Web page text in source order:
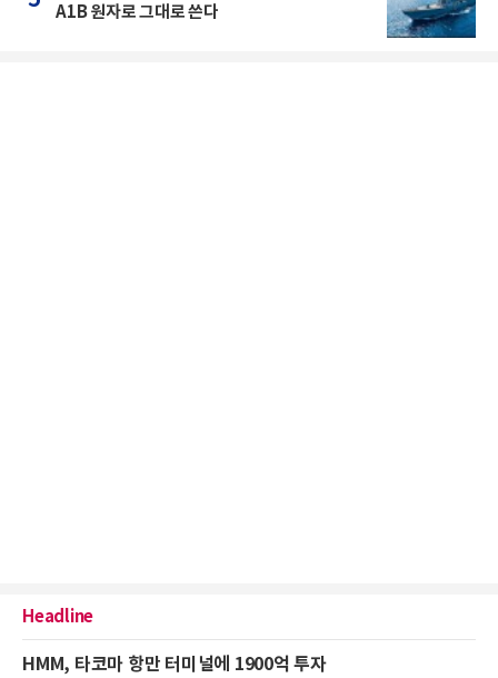
A1B 원자로 그대로 쓴다
Headline
HMM, 타코마 항만 터미널에 1900억 투자